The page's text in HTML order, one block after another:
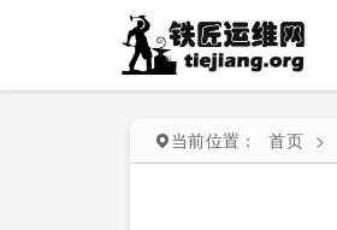
当前位置： 首页 >